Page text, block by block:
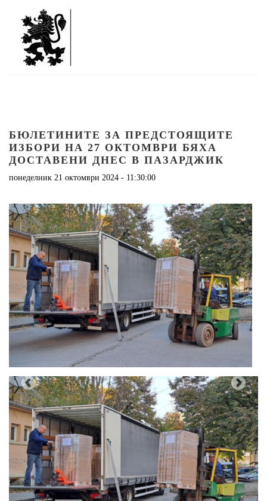
БЮЛЕТИНИТЕ ЗА ПРЕДСТОЯЩИТЕ
ИЗБОРИ НА 27 ОКТОМВРИ БЯХА
ДОСТАВЕНИ ДНЕС В ПАЗАРДЖИК
понеделник 21 октомври 2024 - 11:30:00